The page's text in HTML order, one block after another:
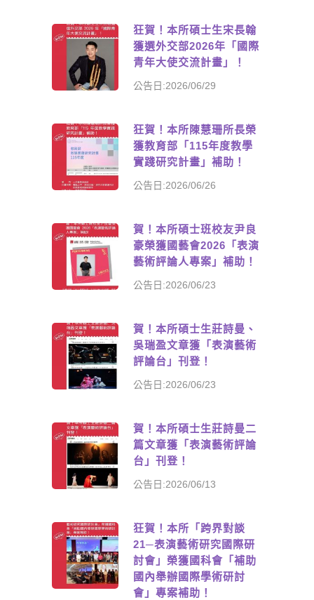
狂賀！本所碩士生宋長翰
獲選外交部2026年「國際
青年大使交流計畫」！
公告日:2026/06/29
狂賀！本所陳慧珊所長榮
獲教育部「115年度教學
實踐研究計畫」補助！
公告日:2026/06/26
賀！本所碩士班校友尹良
豪榮獲國藝會2026「表演
藝術評論人專案」補助！
公告日:2026/06/23
賀！本所碩士生莊詩曼、
吳瑞盈文章獲「表演藝術
評論台」刊登！
公告日:2026/06/23
賀！本所碩士生莊詩曼二
篇文章獲「表演藝術評論
台」刊登！
公告日:2026/06/13
狂賀！本所「跨界對談
21─表演藝術研究國際研
討會」榮獲國科會「補助
國內舉辦國際學術研討
會」專案補助！